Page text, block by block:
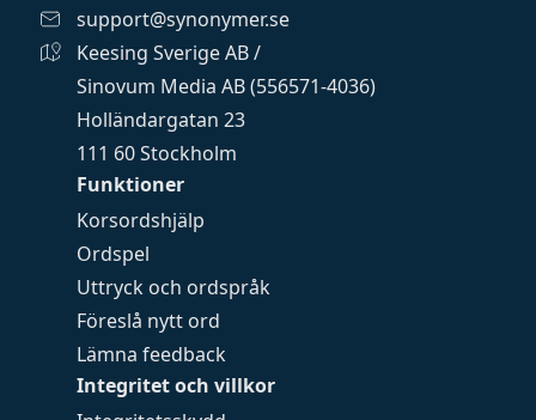
Funktioner
Korsordshjälp
Ordspel
Uttryck och ordspråk
Föreslå nytt ord
Lämna feedback
Integritet och villkor
support@synonymer.se
Keesing Sverige AB /
Sinovum Media AB (556571-4036)
Holländargatan 23
111 60 Stockholm